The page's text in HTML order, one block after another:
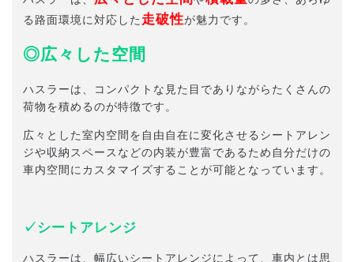
る路面環境に対応した 走破性が魅力です。
◎広々した空間
ハスラーは、コンパクトな見た目でありながらたくさんの
荷物を積めるのが特徴です。
広々とした室内空間を自由自在に変化させるシートアレン
ジや収納スペースなどの内装が豊富であるため自分だけの
車内空間にカスタマイズすることが可能となっています。
✓シートアレンジ
ハスラーは、幅広いシートアレンジによって、車内とは思